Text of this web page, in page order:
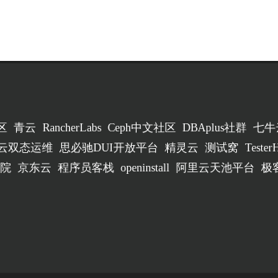
青云 RancherLabs Ceph中文社区 DBAplus社群 七牛
双态运维 思必驰DUI开放平台 精灵云 测试窝
京东云 程序员客栈 openinstall 阿里云天池平台 极